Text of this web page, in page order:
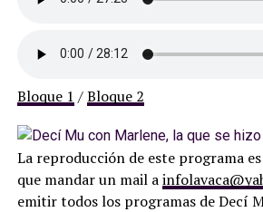
Bloque 1 /Bloque 2
La reproducción de este programa
que mandar un mail a
emitir todos los programas de Decí